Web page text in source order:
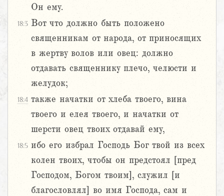
Он ему.
18:3 Вот что должно быть положено
священникам от народа, от приносящих
в жертву волов или овец: должно
отдавать священнику плечо, челюсти и
желудок;
18:4 также начатки от хлеба твоего, вина
твоего и елея твоего, и начатки от
шерсти овец твоих отдавай ему,
18:5 ибо его избрал Господь Бог твой из всех
колен твоих, чтобы он предстоял [пред
Господом, Богом твоим], служил [и
благословлял] во имя Господа, сам и